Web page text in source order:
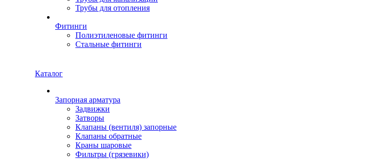
Трубы для отопления
Фитинги
Полиэтиленовые фитинги
Стальные фитинги
Каталог
Запорная арматура
Задвижки
Затворы
Клапаны (вентиля) запорные
Клапаны обратные
Краны шаровые
Фильтры (грязевики)